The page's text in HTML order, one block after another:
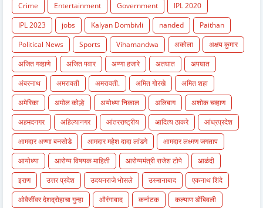
Crime
Entertainment Government
IPL 2020
IPL 2023
jobs Kalyan Dombivli nanded
Paithan
Political News
Sports Vihamandwa अकोला
अक्षय कुमार
अजित गव्हाणे
अजित पवार अण्णा हजारे अतघात
अपघात
अंबरनाथ
अमरावती अमरावती. अमित गोरखे
अमित शहा
अमेरिका
अमोल कोल्हे अयोध्या निकाल अलिबाग
अशोक चव्हाण
अहमदनगर
अहिल्यानगर आंतरराष्ट्रीय आदित्य ठाकरे
आंध्रप्रदेश
आमदार अण्णा बनसोडे
आमदार महेश दादा लांडगे
आमदार लक्ष्मण जगताप
आयोध्या
आरोग्य विषयक माहिती आरोग्यमंत्री राजेश टोपे
आळंदी
इराण
उत्तर प्रदेश उदयनराजे भोसले उस्मानाबाद
एकनाथ शिंदे
ओवैसींवर देशद्रोहाचा गुन्हा
औरंगाबाद कर्नाटक
कल्याण डोंबिवली